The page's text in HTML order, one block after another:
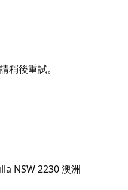
狗海灘 (Greenhills Dog
為海灘或沙丘，是克羅努拉
Surf Club) 的志願者救
稍後重試。
NSW 2230 澳洲